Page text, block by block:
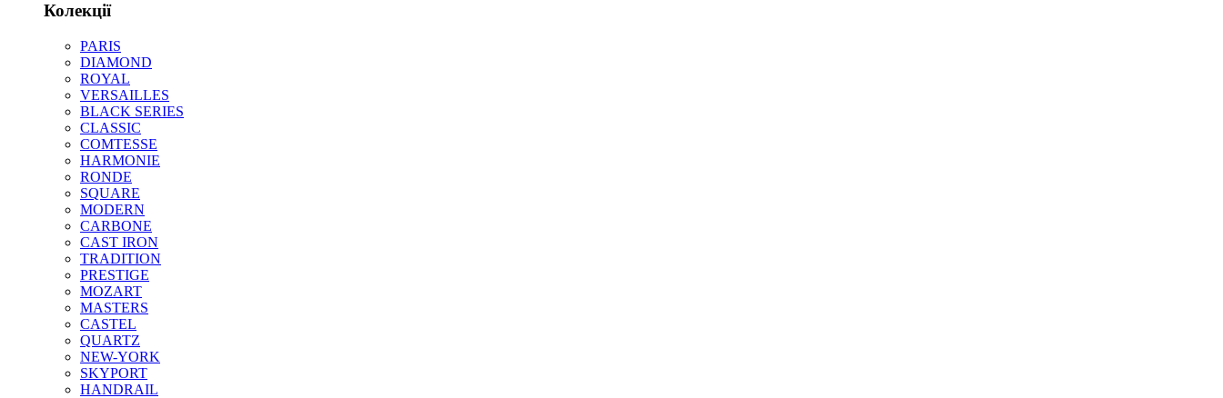
Колекції
PARIS
DIAMOND
ROYAL
VERSAILLES
BLACK SERIES
CLASSIC
COMTESSE
HARMONIE
RONDE
SQUARE
MODERN
CARBONE
CAST IRON
TRADITION
PRESTIGE
MOZART
MASTERS
CASTEL
QUARTZ
NEW-YORK
SKYPORT
HANDRAIL